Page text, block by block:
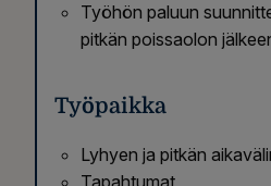
Työhön paluun
pitkän poissaolon
Työpaikka
Lyhyen ja pitkän